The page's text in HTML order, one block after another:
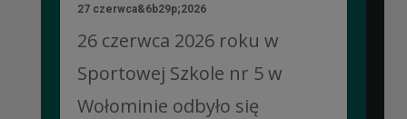
27 czerwca&6b29p;2026
26 czerwca 2026 roku w
Sportowej Szkole nr 5 w
Wołominie odbyło się